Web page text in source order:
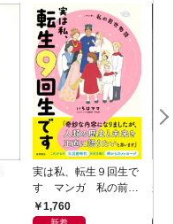
実は私、転生９回生で
す マンガ 私の前世
物語1,760
が